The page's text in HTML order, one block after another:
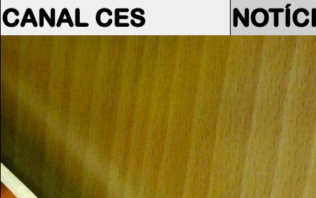
CANAL CES